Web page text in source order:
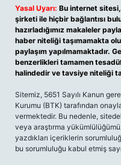
Yasal Uyarı: Bu internet
şirketi ile hiçbir bağlantısı
hazırladığımız makaleler
haber niteliği taşımamakta
paylaşım yapılmamaktadır.
benzerlikleri tamamen
halindedir ve tavsiye niteliği
Sitemiz, 5651 Sayılı Kanun
Kurumu (BTK) tarafından
vermektedir. Bu nedenle,
veya araştırma
yazdıkları içeriklerin
bu sorumluluğu kabul etmiş